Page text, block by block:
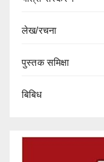
लेख/रचना
पुस्तक समिक्षा
बिबिध